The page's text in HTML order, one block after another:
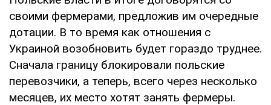
своими фермерами, предложив им очередные
дотации. В то время как отношения с
Украиной возобновить будет гораздо труднее.
Сначала границу блокировали польские
перевозчики, а теперь, всего через несколько
месяцев, их место хотят занять фермеры.